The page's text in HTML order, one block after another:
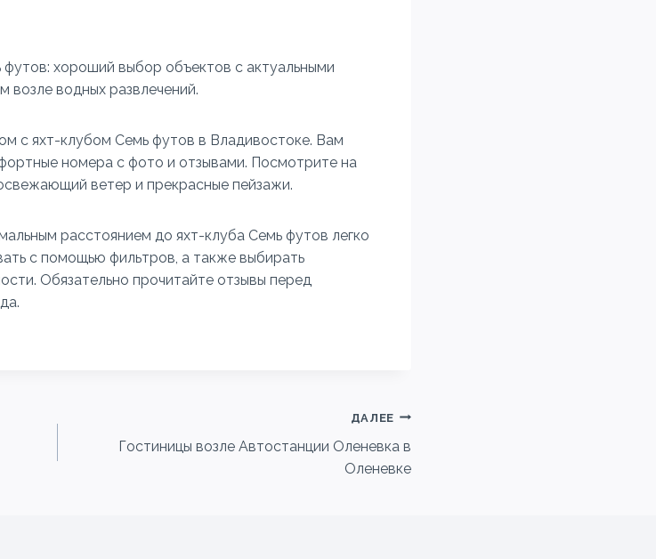
хороший выбор объектов с актуальными
водных развлечений.
с яхт-клубом Семь футов в Владивостоке. Вам
номера с фото и отзывами. Посмотрите на
ветер и прекрасные пейзажи.
расстоянием до яхт-клуба Семь футов легко
с помощью фильтров, а также выбирать
Обязательно прочитайте отзывы перед
ДАЛЕЕ
Гостиницы возле Автостанции Оленевка в
Оленевке